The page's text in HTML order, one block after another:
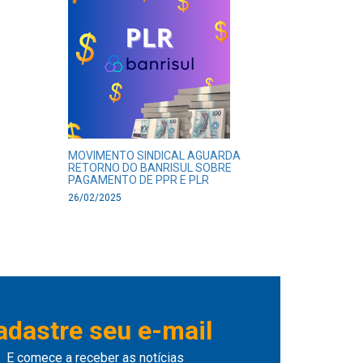
MOVIMENTO SINDICAL AGUARDA
RETORNO DO BANRISUL SOBRE
PAGAMENTO DE PPR E PLR
26/02/2025
seu e-mail
E comece a receber as notícias